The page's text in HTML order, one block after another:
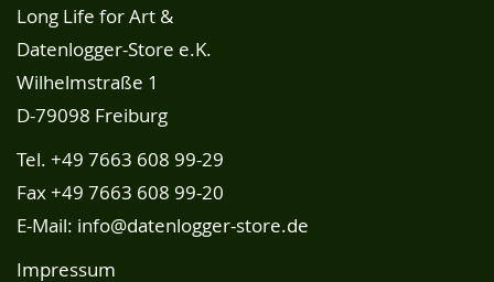
Long Life for Art &
Datenlogger-Store e.K.
Wilhelmstraße 1
D-79098 Freiburg
Tel. +49 7663 608 99-29
Fax +49 7663 608 99-20
E-Mail: info@datenlogger-store.de
Impressum